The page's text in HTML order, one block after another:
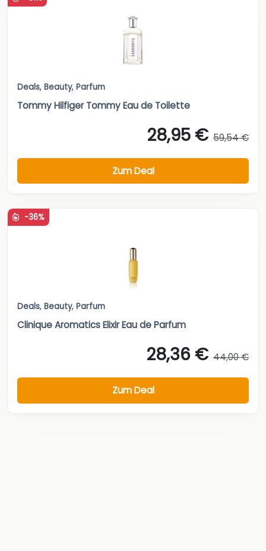
Deals, Beauty, Parfum
Tommy Hilfiger Tommy Eau de Toilette
28,95 € 59,54 €
Zum Deal
-36%
Deals, Beauty, Parfum
Clinique Aromatics Elixir Eau de Parfum
28,36 € 44,00 €
Zum Deal